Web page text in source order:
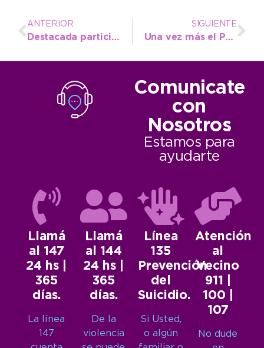
ANTERIOR
Destacada participación de los atletas de la Escuela Municipal en Mar del Plata
SIGUIENTE
Una vez más el Polideportivo recibió el encuentro masivo de las Olimpiadas Matemáticas
Comunicate
con
Nosotros
Estamos para
ayudarte
Llamá
al 147
24 hs |
365
días.
La línea
147
Llamá
al 144
24 hs |
365
días.
De la
violencia
Línea
135
Prevención
del
Suicidio.
Si Usted,
o algún
Atención
al
Vecino
911 |
100 |
107
No dude